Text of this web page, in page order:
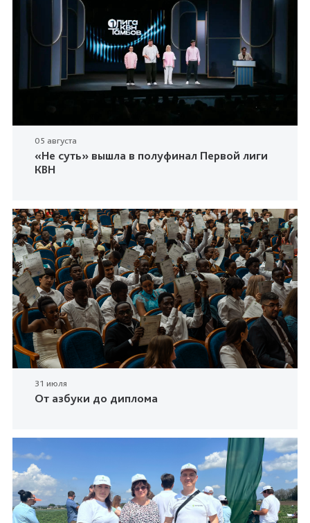
05 августа
«Не суть» вышла в полуфинал Первой лиги
КВН
31 июля
От азбуки до диплома